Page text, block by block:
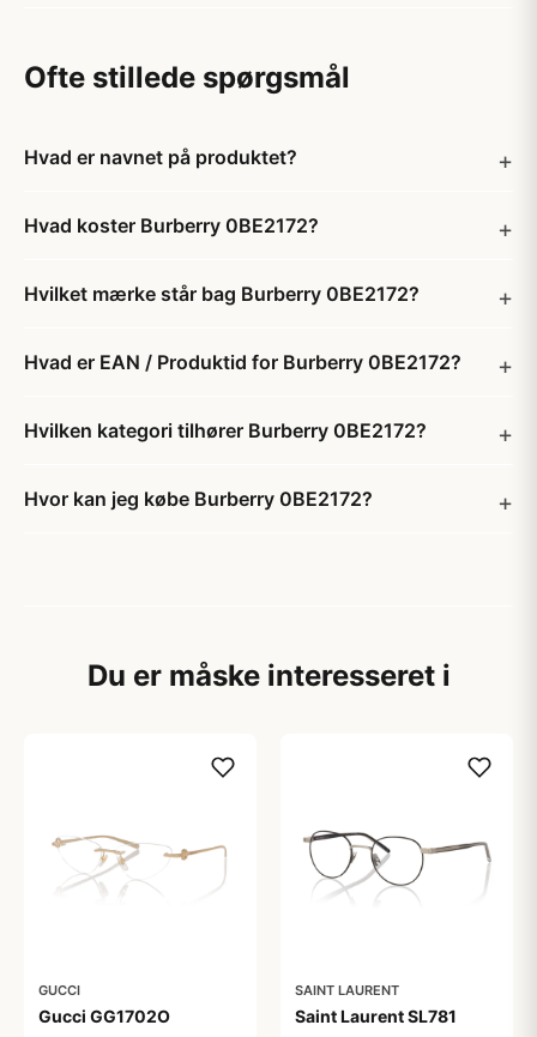
Ofte stillede spørgsmål
Hvad er navnet på produktet?
Hvad koster Burberry 0BE2172?
Hvilket mærke står bag Burberry 0BE2172?
Hvad er EAN / Produktid for Burberry 0BE2172?
Hvilken kategori tilhører Burberry 0BE2172?
Hvor kan jeg købe Burberry 0BE2172?
Du er måske interesseret i
GUCCI
Gucci GG1702O
SAINT LAURENT
Saint Laurent SL781